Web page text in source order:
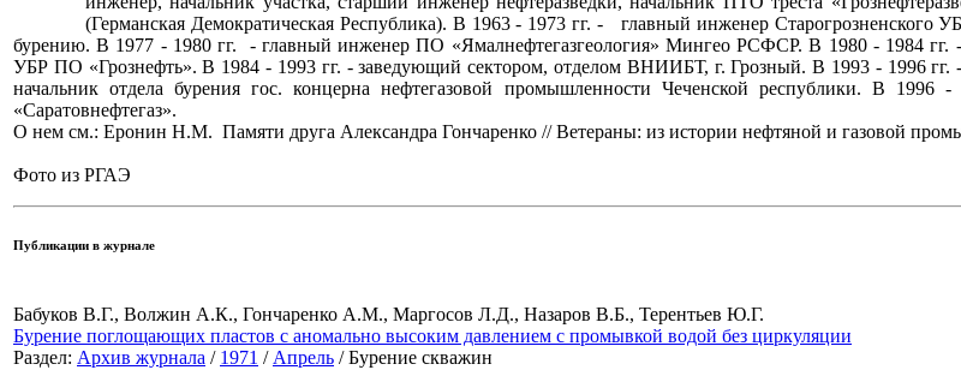
(Германская Демократическая Республика). В 1963 - 1973 гг. - главный инженер Старогрозненского
бурению. В 1977 - 1980 гг. - главный инженер ПО «Ямалнефтегазгеология» Мингео РСФСР. В 1980 - 1984 гг. -
УБР ПО «Грознефть». В 1984 - 1993 гг. - заведующий сектором, отделом ВНИИБТ, г. Грозный. В 1993 - 1996 гг.
начальник отдела бурения гос. концерна нефтегазовой промышленности Чеченской республики. В
«Саратовнефтегаз».
О нем см.: Еронин Н.М. Памяти друга Александра Гончаренко // Ветераны: из истории нефтяной и газовой
Фото из РГАЭ
Публикации в журнале
Бабуков В.Г., Волжин А.К., Гончаренко А.М., Маргосов Л.Д., Назаров В.Б., Терентьев Ю.Г.
Бурение поглощающих пластов с аномально высоким давлением с промывкой водой без циркуляции
Раздел: Архив журнала / 1971 / Апрель / Бурение скважин